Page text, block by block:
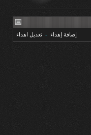
إضافة إهداء - تعديل اهداء